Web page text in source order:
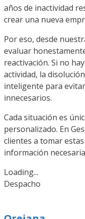
años de inactividad
crear una nueva
Por eso, desde
evaluar
reactivación. Si no
actividad, la
inteligente para
innecesarios.
Cada situación es
personalizado. En
clientes a tomar
información
Loading...
Despacho